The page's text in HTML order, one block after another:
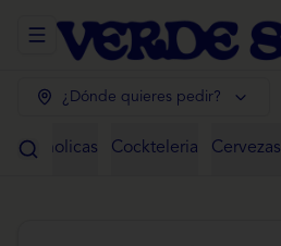
Abrir menu de navegación
¿Dónde quieres pedir?
Alcoholicas Cockteleria Cervezas